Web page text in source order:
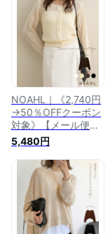
NOAHL｜《2,740円
→50％OFFクーポン
対象》【メール便】
メッシュ トップス
レディース カーディ
ガン スクエアネック
透かし編み スクエア
メッシュニット 春ニ
ット 低身長 春 夏 秋
黒 ノアル 250319
5,480円